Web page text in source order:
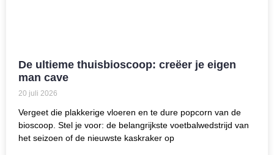
De ultieme thuisbioscoop: creëer je eigen
man cave
20 juli 2026
Vergeet die plakkerige vloeren en te dure popcorn van de
bioscoop. Stel je voor: de belangrijkste voetbalwedstrijd van
het seizoen of de nieuwste kaskraker op